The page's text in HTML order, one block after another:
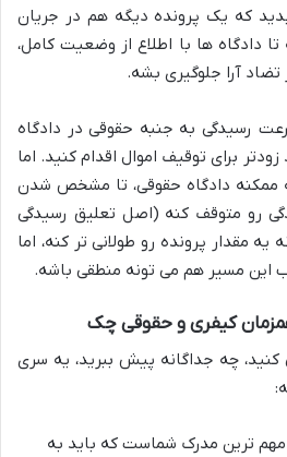
که یک پرونده دیگه هم در جریان
دادگاه ها با اطلاع از وضعیت کامل،
آرا جلوگیری بشه.
رسیدگی به جنبه حقوقی در دادگاه
برای توقیف اموال اقدام کنید. اما
ممکنه دادگاه حقوقی، تا مشخص شدن
رو متوقف کنه (اصل تعلیق رسیدگی
مقدار پرونده رو طولانی تر کنه، اما
این مسیر هم می تونه منطقی باشه.
کیفری و حقوقی چک
چه جداگانه پیش ببرید، یه سری
مهم ترین مدرک شماست که باید به